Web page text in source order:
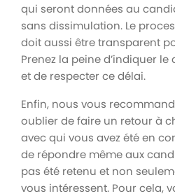
qui seront données au
sans dissimulation. Le
doit aussi être transparent
Prenez la peine d’indiquer
et de respecter ce délai.
Enfin, nous vous
oublier de faire un retour à
avec qui vous avez été en
de répondre même aux
pas été retenu et non
vous intéressent. Pour cela,